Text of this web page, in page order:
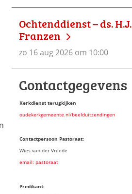
Ochtenddienst – ds. H.J.
Franzen
zo 16 aug 2026 om 10:00
Contactgegevens
Kerkdienst terugkijken
oudekerkgemeente.nl/beelduitzendingen
Contactpersoon Pastoraat:
Wies van der Vreede
email: pastoraat
Predikant: